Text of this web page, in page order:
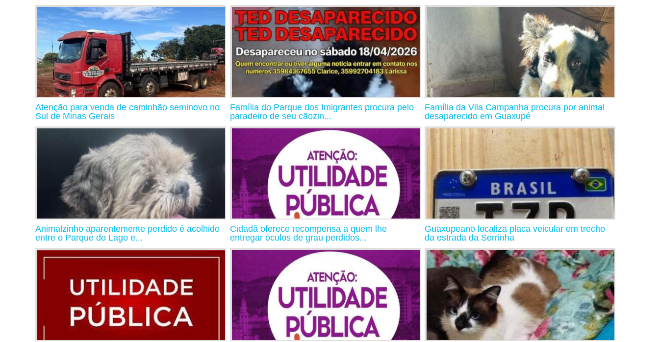
Atenção para venda de caminhão seminovo no
Sul de Minas Gerais
Família do Parque dos Imigrantes procura pelo
paradeiro de seu cãozin...
Família da Vila Campanha procura por animal
desaparecido em Guaxupé
Animalzinho aparentemente perdido é acolhido
entre o Parque do Lago e...
Cidadã oferece recompensa a quem lhe
entregar óculos de grau perdidos...
Guaxupeano localiza placa veicular em trecho
da estrada da Serrinha